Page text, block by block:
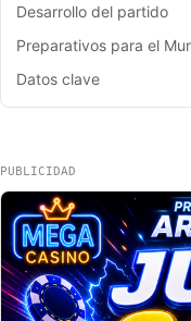
Desarrollo del partido
Preparativos para el
Datos clave
PUBLICIDAD